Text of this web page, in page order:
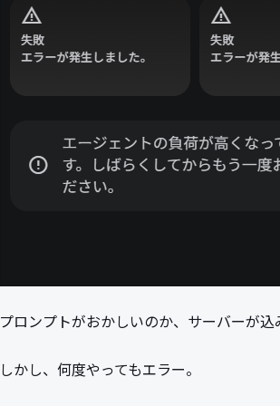
プロンプトがおかしいのか、サーバーが
しかし、何度やってもエラー。